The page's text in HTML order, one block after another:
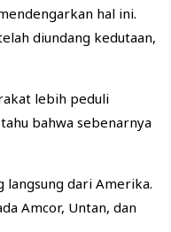
hal ini.
diundang kedutaan,
lebih peduli
bahwa sebenarnya
langsung dari Amerika.
Amcor, Untan, dan